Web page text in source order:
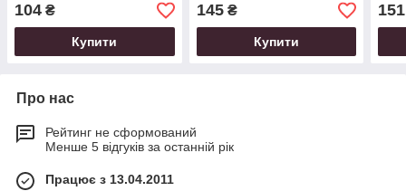
104 ₴
Купити
145₴
Купити
151
Про нас
Рейтинг не сформований
Менше 5 відгуків за останній рік
Працює з 13.04.2011